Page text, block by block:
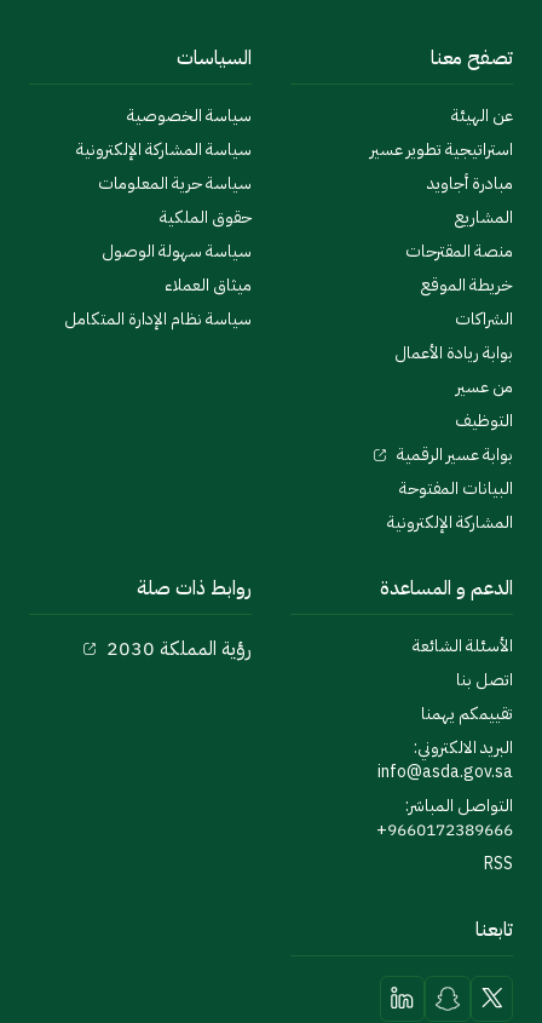
تصفح معنا
عن الهيئة
استراتيجية تطوير عسير
مبادرة أجاويد
المشاريع
منصة المقترحات
خريطة الموقع
الشراكات
بوابة ريادة الأعمال
من عسير
التوظيف
بوابة عسير الرقمية
البيانات المفتوحة
المشاركة الإلكترونية
السياسات
سياسة الخصوصية
سياسة المشاركة الإلكترونية
سياسة حرية المعلومات
حقوق الملكية
سياسة سهولة الوصول
ميثاق العملاء
سياسة نظام الإدارة المتكامل
الدعم و المساعدة
الأسئلة الشائعة
اتصل بنا
تقييمكم يهمنا
البريد الالكتروني:
info@asda.gov.sa
التواصل المباشر:
9660172389666+
RSS
روابط ذات صلة
رؤية المملكة 2030
تابعنا